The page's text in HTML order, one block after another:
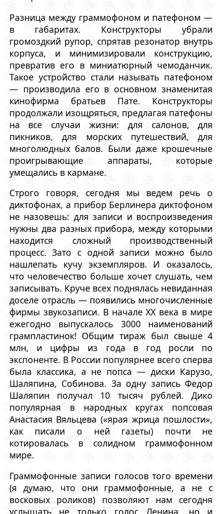
Разница между граммофоном и патефоном —
в габаритах. Конструкторы убрали
громоздкий рупор, спрятав резонатор внутрь
корпуса, и минимизировали конструкцию,
превратив его в миниатюрный чемоданчик.
Такое устройство стали называть патефоном
— производила его в основном знаменитая
кинофирма братьев Пате. Конструкторы
продолжали изощряться, предлагая патефоны
на все случаи жизни: для салонов, для
пикников, для морских путешествий, для
многолюдных балов. Были даже крошечные
проигрывающие аппараты, которые
умещались в кармане.
Строго говоря, сегодня мы ведем речь о
диктофонах, а прибор Берлинера диктофоном
не назовешь: для записи и воспроизведения
нужны два разных прибора, между которыми
находится сложный производственный
процесс. Зато с одной записи можно было
нашлепать кучу экземпляров. И оказалось,
что человечество больше хочет слушать, чем
записывать. Круче всех поднялась невиданная
доселе отрасль — появились многочисленные
фирмы звукозаписи. В начале XX века в мире
ежегодно выпускалось 3000 наименований
грампластинок! Общим тираж был свыше 4
млн, и цифры из года в год росли по
экспоненте. В России популярнее всего сперва
была классика, а не попса — диски Карузо,
Шаляпина, Собинова. За одну запись Федор
Шаляпин получал 10 тысяч рублей. Дико
популярная в народных кругах попсовая
Анастасия Вяльцева («ярая жрица пошлости»,
как писали о ней газеты) почти не
котировалась в солидном граммофонном
мире.
Граммофонные записи голосов того времени
(я думаю, что они граммофонные, а не с
восковых роликов) позволяют нам сегодня
услышать не только голос Ленина, но и